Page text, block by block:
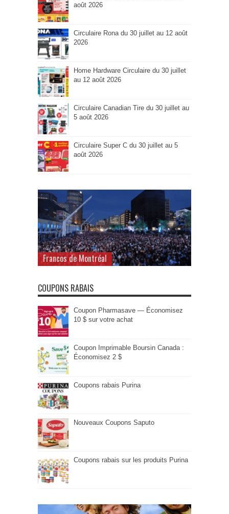
août 2026
Circulaire Rona du 30 juillet au 12 août
2026
Home Hardware Circulaire du 30 juillet
au 12 août 2026
Circulaire Canadian Tire du 30 juillet au
5 août 2026
Circulaire Super C du 30 juillet au 5
août 2026
Francos de Montréal
COUPONS RABAIS
Coupon Pharmasave — Économisez
10 $ sur votre achat
Coupon Imprimable Boursin Canada :
Économisez 2 $
Coupons rabais Purina
Nouveaux Coupons Saputo
Coupons rabais sur les produits Purina